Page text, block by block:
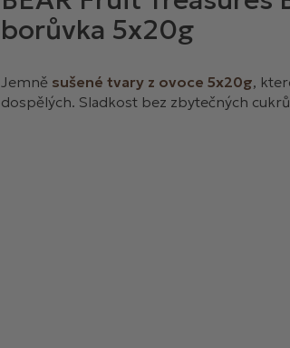
borůvka 5x20g
Jemně sušené tvary z ovoce 5x20g,
dospělých. Sladkost bez zbytečných